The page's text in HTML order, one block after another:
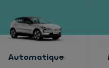
Automatique